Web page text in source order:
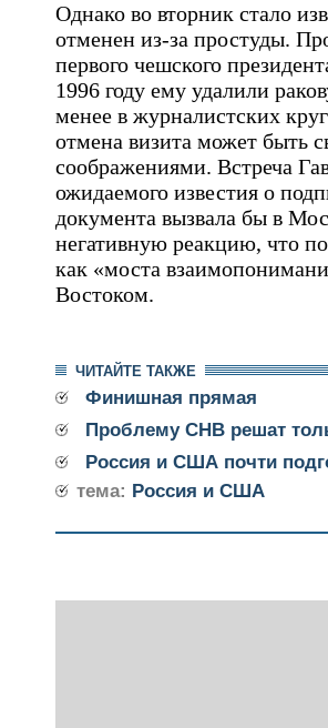
Однако во вторник стало
отменен из-за простуды.
первого чешского
1996 году ему удалили
менее в журналистских
отмена визита может быть
соображениями. Встреча
ожидаемого известия о
документа вызвала бы в
негативную реакцию, что
как «моста
Востоком.
ЧИТАЙТЕ ТАКЖЕ
Финишная прямая
Проблему СНВ решат
Россия и США почти
тема: Россия и США